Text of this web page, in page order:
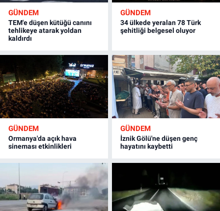
GÜNDEM
TEM'e düşen kütüğü canını
tehlikeye atarak yoldan
kaldırdı
GÜNDEM
34 ülkede yeralan 78 Türk
şehitliği belgesel oluyor
GÜNDEM
Ormanya'da açık hava
sineması etkinlikleri
GÜNDEM
İznik Gölü'ne düşen genç
hayatını kaybetti